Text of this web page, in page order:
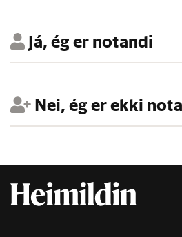
Já, ég er notandi
Nei, ég er ekki